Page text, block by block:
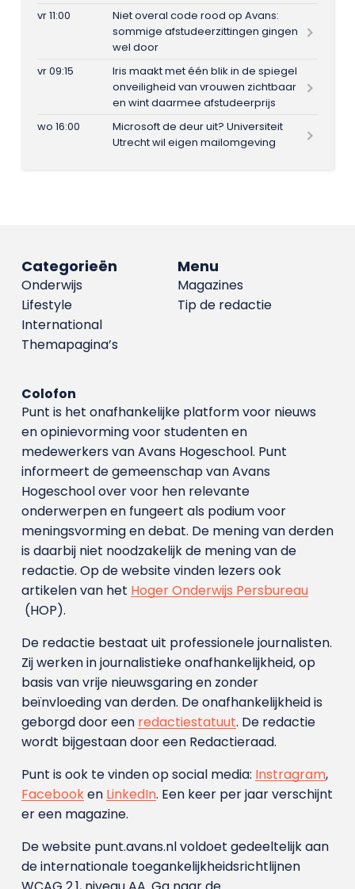
vr 11:00
Niet overal code rood op Avans:
sommige afstudeerzittingen gingen
wel door
vr 09:15
Iris maakt met één blik in de spiegel
onveiligheid van vrouwen zichtbaar
en wint daarmee afstudeerprijs
wo 16:00
Microsoft de deur uit? Universiteit
Utrecht wil eigen mailomgeving
Menu
Magazines
Tip de redactie
Categorieën
Onderwijs
Lifestyle
International
Themapagina’s
Colofon
Punt is het onafhankelijke platform voor nieuws
en opinievorming voor studenten en
medewerkers van Avans Hoge­school. Punt
informeert de gemeenschap van Avans
Hogeschool over voor hen relevante
onderwerpen en fungeert als podium voor
meningsvorming en debat. De mening van derden
is daarbij niet noodzakelijk de mening van de
redactie. Op de website vinden lezers ook
artikelen van het Hoger Onderwijs Persbureau
(HOP).
De redactie bestaat uit professionele journalisten.
Zij werken in journalistieke onafhankelijkheid, op
basis van vrije nieuwsgaring en zonder
beïnvloeding van derden. De onafhankelijkheid is
geborgd door een redactiestatuut. De redactie
wordt bijgestaan door een Redactieraad.
Punt is ook te vinden op social media: Instragram,
Facebooken LinkedIn. Een keer per jaar verschijnt
er een magazine.
De website punt.avans.nl voldoet gedeeltelijk aan
de internationale toegankelijkheidsrichtlijnen